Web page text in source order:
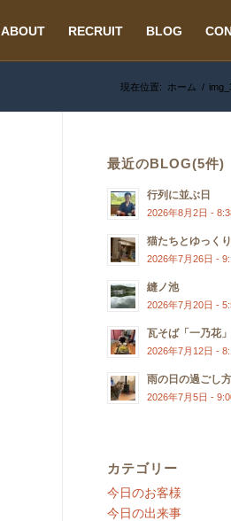
ABOUT RECRUIT BLOG
現在位置: ホーム /
最近のBLOG(5件)
行列に並ぶ日
2026年8月2日 -
猫たちとゆっくり
2026年7月26日 -
縫ノ池
2026年7月20日 -
瓦そば「一乃花」
2026年7月12日 -
雨の日の過ごし方
2026年7月5日 -
カテゴリー
今日のお客様
今日の出来事